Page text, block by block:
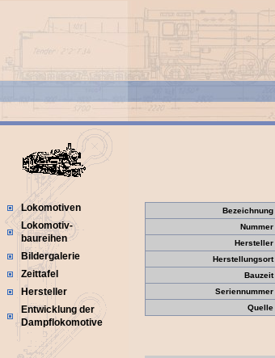
Lokomotiven
Lokomotiv-
baureihen
Bildergalerie
Zeittafel
Hersteller
Entwicklung der
Dampflokomotive
Bezeichnung
Nummer
Hersteller
Herstellungsort
Bauzeit
Seriennummer
Quelle